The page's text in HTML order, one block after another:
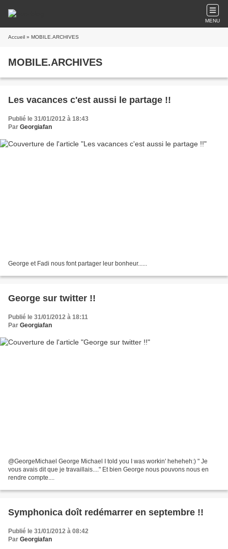
MENU
Accueil » MOBILE.ARCHIVES
MOBILE.ARCHIVES
Les vacances c'est aussi le partage !!
Publié le 31/01/2012 à 18:43
Par Georgiafan
George et Fadi nous font partager leur bonheur......
George sur twitter !!
Publié le 31/01/2012 à 18:11
Par Georgiafan
@GeorgeMichael George Michael I told you I was workin' heheheh:) " Je
vous avais dit que je travaillais...." Et bien George nous pouvons nous en
rendre compte....
Symphonica doît redémarrer en septembre !!
Publié le 31/01/2012 à 08:42
Par Georgiafan